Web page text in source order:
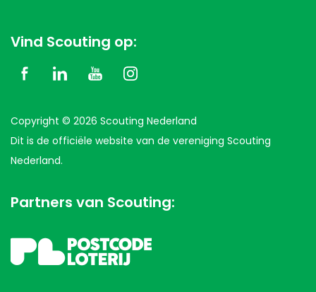
Vind Scouting op:
Copyright © 2026 Scouting Nederland
Dit is de officiële website van de vereniging Scouting
Nederland.
Partners van Scouting: